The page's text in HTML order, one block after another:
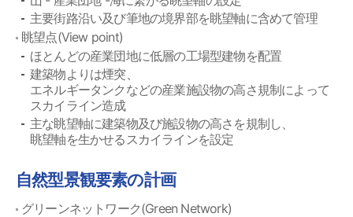
主要街路沿い及び筆地の境界部を眺望軸に含めて管理
眺望点(View point)
ほとんどの産業団地に低層の工場型建物を配置
建築物よりは煙突、
エネルギータンクなどの産業施設物の高さ規制によって
スカイライン造成
主な眺望軸に建築物及び施設物の高さを規制し、
眺望軸を生かせるスカイラインを設定
自然型景観要素の計画
グリーンネットワーク(Green Network)